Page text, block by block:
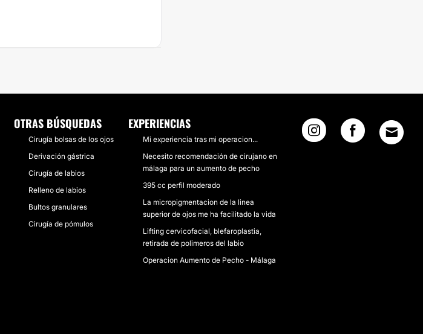
OTRAS BÚSQUEDAS
Cirugía bolsas de los ojos
Derivación gástrica
Cirugía de labios
Relleno de labios
Bultos granulares
Cirugía de pómulos
EXPERIENCIAS
Mi experiencia tras mi operacion...
Necesito recomendación de cirujano en
málaga para un aumento de pecho
395 cc perfil moderado
La micropigmentacion de la linea
superior de ojos me ha facilitado la vida
Lifting cervicofacial, blefaroplastia,
retirada de polimeros del labio
Operacion Aumento de Pecho - Málaga